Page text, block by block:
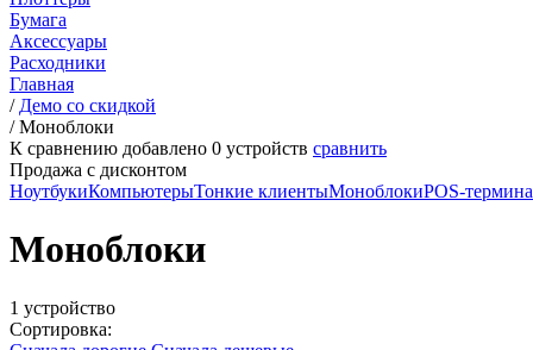
Бумага
Аксессуары
Расходники
Главная
/ Демо со скидкой
/Моноблоки
К сравнению добавлено 0 устройств сравнить
Продажа с дисконтом
НоутбукиКомпьютерыТонкие клиентыМоноблокиPOS-
Моноблоки
1 устройство
Сортировка: